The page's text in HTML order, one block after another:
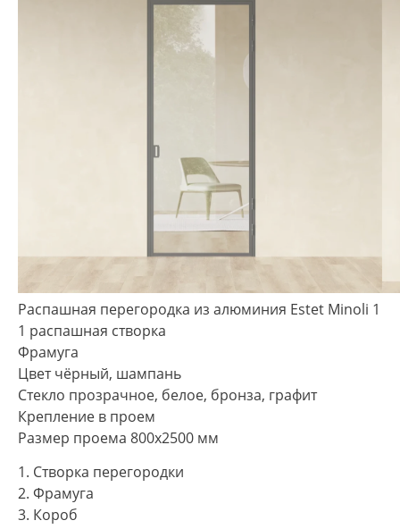
Распашная перегородка из алюминия Estet Minoli 1
1 распашная створка
Фрамуга
Цвет чёрный, шампань
Стекло прозрачное, белое, бронза, графит
Крепление в проем
Размер проема 800х2500 мм
1. Створка перегородки
2. Фрамуга
3. Короб